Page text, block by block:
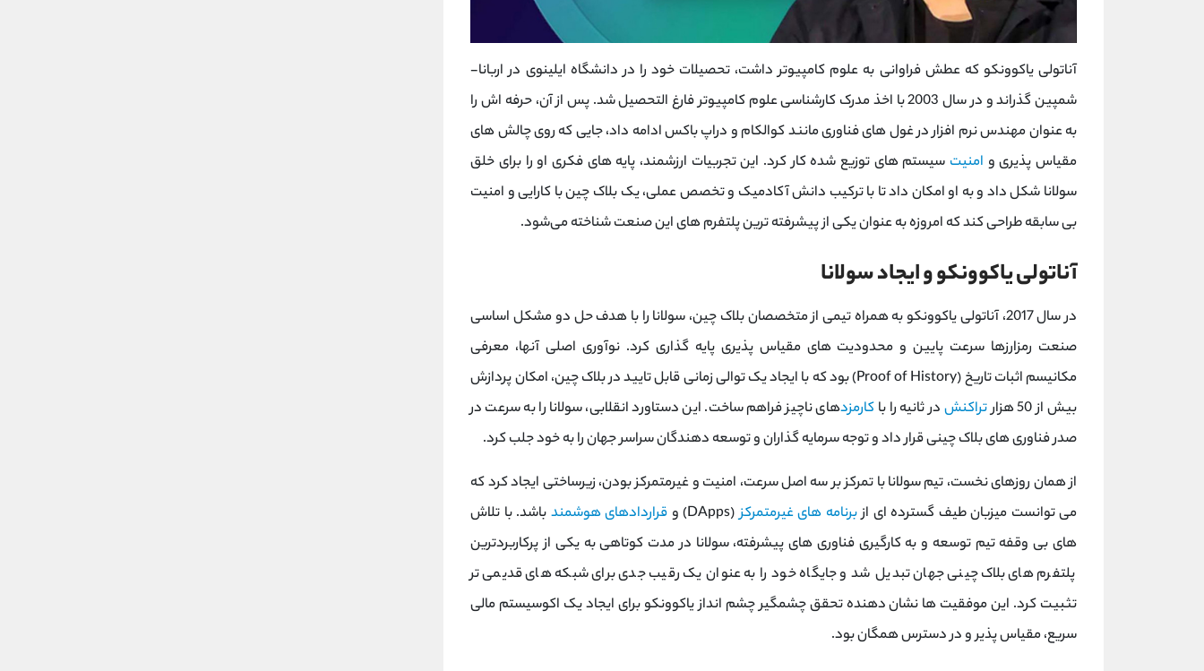
آناتولی یاکوونکو که عطش فراوانی به علوم کامپیوتر داشت، تحصیلات خود را در دانشگاه ایلینوی در اربانا-
شمپین گذراند و در سال 2003 با اخذ مدرک کارشناسی علوم کامپیوتر فارغ ‌التحصیل شد. پس از آن، حرفه ‌اش را
به عنوان مهندس نرم ‌افزار در غول‌ های فناوری مانند کوالکام و دراپ ‌باکس ادامه داد، جایی که روی چالش‌ های
مقیاس ‌پذیری و امنیت سیستم ‌های توزیع ‌شده کار کرد. این تجربیات ارزشمند، پایه‌ های فکری او را برای خلق
سولانا شکل داد و به او امکان داد تا با ترکیب دانش آکادمیک و تخصص عملی، یک بلاک ‌چین با کارایی و امنیت
بی ‌سابقه طراحی کند که امروزه به عنوان یکی از پیشرفته ‌ترین پلتفرم‌ های این صنعت شناخته می‌شود.
آناتولی یاکوونکو و ایجاد سولانا
در سال 2017، آناتولی یاکوونکو به همراه تیمی از متخصصان بلاک ‌چین، سولانا را با هدف حل دو مشکل اساسی
صنعت رمزارزها سرعت پایین و محدودیت ‌های مقیاس ‌پذیری پایه‌ گذاری کرد. نوآوری اصلی آنها، معرفی
مکانیسم اثبات تاریخ (Proof of History) بود که با ایجاد یک توالی زمانی قابل تایید در بلاک ‌چین، امکان پردازش
بیش از 50 هزار
تراکنش در ثانیه را باکارمزدهای ناچیز فراهم ساخت. این دستاورد انقلابی، سولانا را به سرعت در
صدر فناوری‌ های بلاک‌ چینی قرار داد و توجه سرمایه‌ گذاران و توسعه‌ دهندگان سراسر جهان را به خود جلب کرد.
از همان روزهای نخست، تیم سولانا با تمرکز بر سه اصل سرعت، امنیت و غیرمتمرکز بودن، زیرساختی ایجاد کرد که
می ‌توانست میزبان طیف گسترده ‌ای ازبرنامه‌ های غیرمتمرکز(DApps) و قراردادهای هوشمند باشد. با تلاش‌
های بی ‌وقفه تیم توسعه و به‌ کارگیری فناوری ‌های پیشرفته، سولانا در مدت کوتاهی به یکی از پرکاربردترین
پلتفرم ‌های بلاک ‌چینی جهان تبدیل شد و جایگاه خود را به عنوان یک رقیب جدی برای شبکه ‌های قدیمی ‌تر
تثبیت کرد. این موفقیت‌ ها نشان‌ دهنده تحقق چشمگیر چشم ‌انداز یاکوونکو برای ایجاد یک اکوسیستم مالی
سریع، مقیاس ‌پذیر و در دسترس همگان بود.